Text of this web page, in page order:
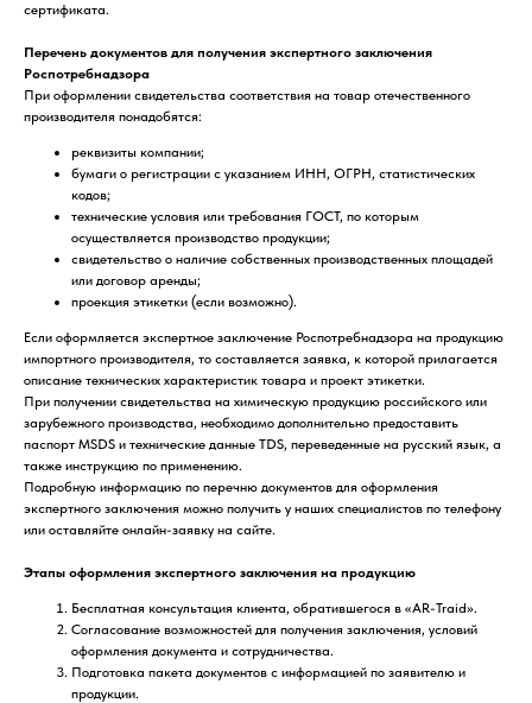
сертификата.
Перечень документов для получения экспертного заключения
Роспотребнадзора
При оформлении свидетельства соответствия на товар отечественного
производителя понадобятся:
реквизиты компании;
бумаги о регистрации с указанием ИНН, ОГРН, статистических
кодов;
технические условия или требования ГОСТ, по которым
осуществляется производство продукции;
свидетельство о наличие собственных производственных площадей
или договор аренды;
проекция этикетки (если возможно).
Если оформляется экспертное заключение Роспотребнадзора на продукцию
импортного производителя, то составляется заявка, к которой прилагается
описание технических характеристик товара и проект этикетки.
При получении свидетельства на химическую продукцию российского или
зарубежного производства, необходимо дополнительно предоставить
паспорт MSDS и технические данные TDS, переведенные на русский язык, а
также инструкцию по применению.
Подробную информацию по перечню документов для оформления
экспертного заключения можно получить у наших специалистов по телефону
или оставляйте онлайн-заявку на сайте.
Этапы оформления экспертного заключения на продукцию
Бесплатная консультация клиента, обратившегося в «AR-Traid».
Согласование возможностей для получения заключения, условий
оформления документа и сотрудничества.
Подготовка пакета документов с информацией по заявителю и
продукции.